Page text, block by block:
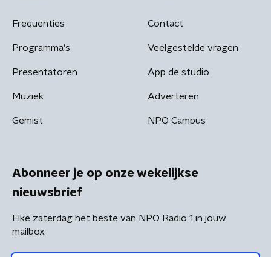
Frequenties
Programma's
Presentatoren
Muziek
Gemist
Contact
Veelgestelde vragen
App de studio
Adverteren
NPO Campus
Abonneer je op onze wekelijkse
nieuwsbrief
Elke zaterdag het beste van NPO Radio 1 in jouw
mailbox